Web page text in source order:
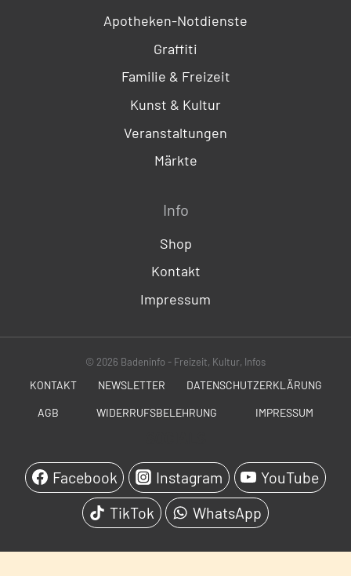
Apotheken-Notdienste
Graffiti
Familie & Freizeit
Kunst & Kultur
Veranstaltungen
Märkte
Info
Shop
Kontakt
Impressum
© 2026 Badeninfo - Freizeit, Kultur, Infos
KONTAKT NEWSLETTER DATENSCHUTZERKLÄRUNG
AGB WIDERRUFSBELEHRUNG IMPRESSUM
Facebook Instagram
YouTube
TikTok
WhatsApp